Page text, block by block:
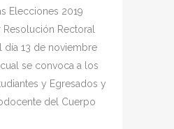
Elecciones 2019
Rectoral
día 13 de noviembre
se convoca a los
y Egresados y
del Cuerpo